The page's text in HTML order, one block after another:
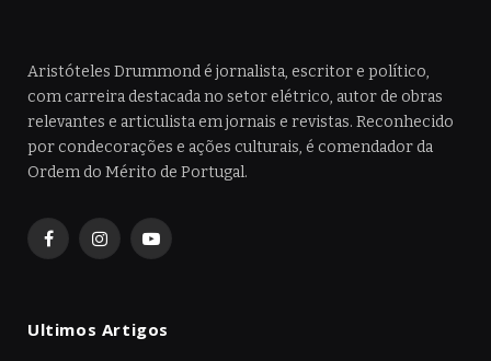
Aristóteles Drummond é jornalista, escritor e político,
com carreira destacada no setor elétrico, autor de obras
relevantes e articulista em jornais e revistas. Reconhecido
por condecorações e ações culturais, é comendador da
Ordem do Mérito de Portugal.
FacebookInstagramYouTube
Ultimos Artigos